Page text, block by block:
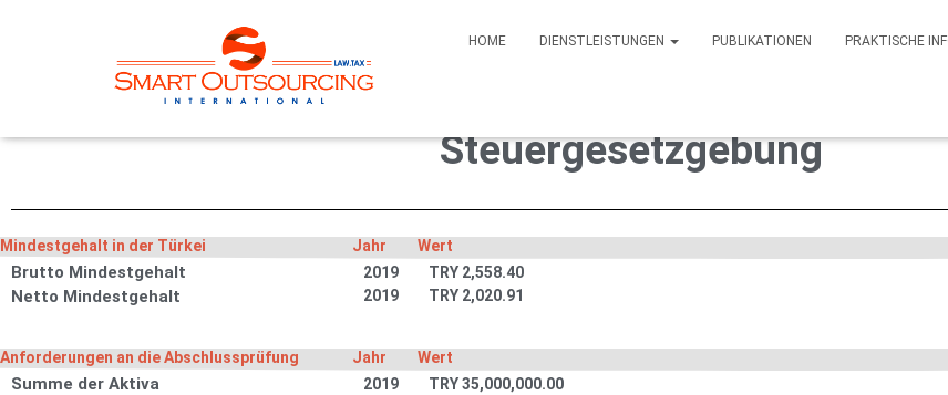
HOME DIENSTLEISTUNGEN PUBLIKATIONEN PRAKTISCHE
Anwendbare Steuersätze und -grenzen in
Steuergesetzgebung
Mindestgehalt in der Türkei Jahr Wert
Brutto Mindestgehalt
Netto Mindestgehalt
2019
2019
TRY 2,558.40
TRY 2,020.91
Anforderungen an die Abschlussprüfung Jahr Wert
Summe der Aktiva
2019
TRY 35,000,000.00